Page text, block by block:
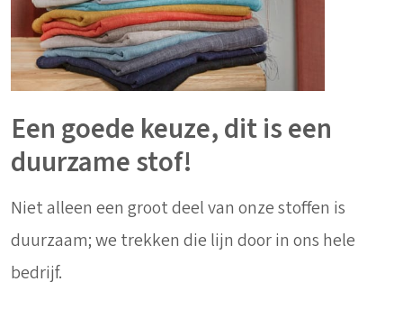
Een goede keuze, dit is een
duurzame stof!
Niet alleen een groot deel van onze stoffen is
duurzaam; we trekken die lijn door in ons hele
bedrijf.